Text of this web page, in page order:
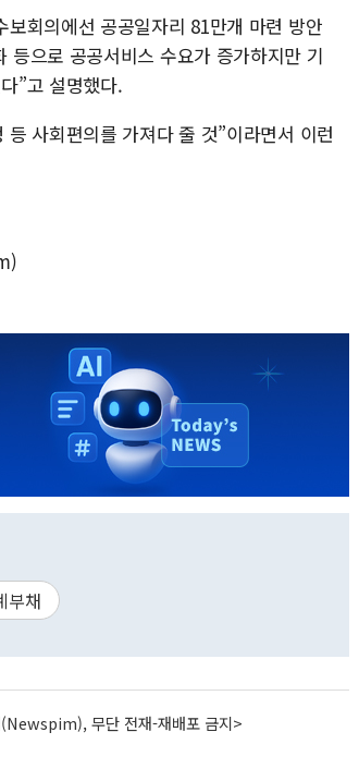
회의에선 공공일자리 81만개 마련 방안
등으로 공공서비스 수요가 증가하지만 기
”고 설명했다.
사회편의를 가져다 줄 것”이라면서 이런
부채
(Newspim), 무단 전재-재배포 금지>